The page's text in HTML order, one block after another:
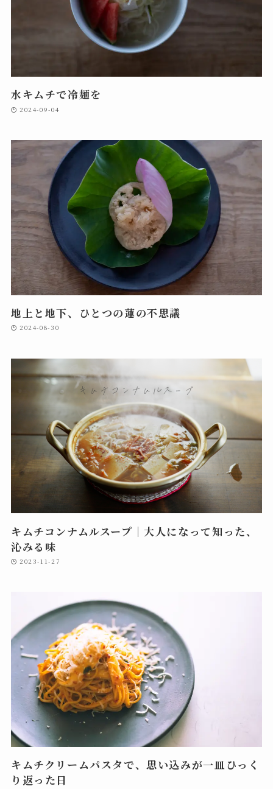
水キムチで冷麺を
2024-09-04
地上と地下、ひとつの蓮の不思議
2024-08-30
キムチコンナムルスープ｜大人になって知った、
沁みる味
2023-11-27
キムチクリームパスタで、思い込みが一皿ひっく
り返った日